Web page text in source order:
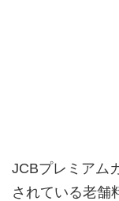
JCBプレミアム
されている老舗